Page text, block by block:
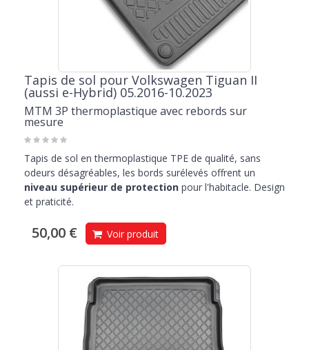
Tapis de sol pour Volkswagen Tiguan II
(aussi e-Hybrid) 05.2016-10.2023
MTM 3P thermoplastique avec rebords sur
mesure
Tapis de sol en thermoplastique TPE de qualité, sans
odeurs désagréables, les bords surélevés offrent un
niveau supérieur de protection pour l'habitacle. Design
et praticité.
50,00 € Voir produit